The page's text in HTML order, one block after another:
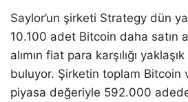
Saylor’un şirketi Strategy dün
10.100 adet Bitcoin daha satın
alımın fiat para karşılığı
buluyor. Şirketin toplam Bitcoin
piyasa değeriyle 592.000